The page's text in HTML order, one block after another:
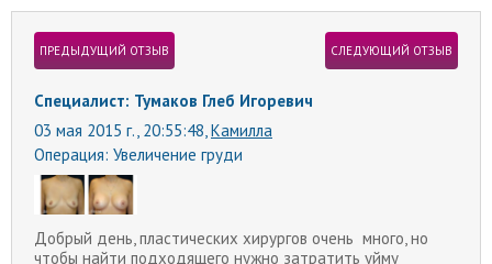
ПРЕДЫДУЩИЙ ОТЗЫВ СЛЕДУЮЩИЙ ОТЗЫВ
Специалист: Тумаков Глеб Игоревич
03 мая 2015 г., 20:55:48, Камилла
Операция: Увеличение груди
Добрый день, пластических хирургов очень много, но
чтобы найти подходящего нужно затратить уйму